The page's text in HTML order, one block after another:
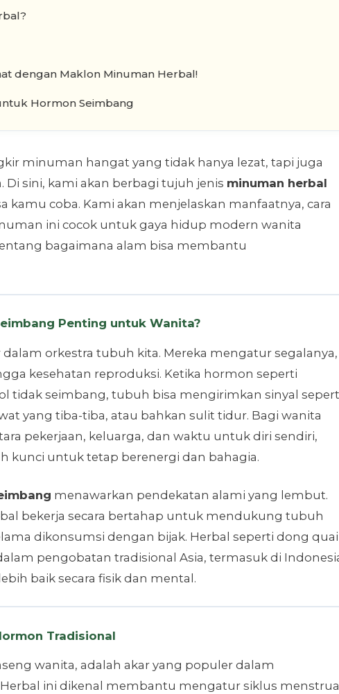
dengan Maklon Minuman Herbal!
Hormon Seimbang
minuman hangat yang tidak hanya lezat, tapi juga
sini, kami akan berbagi tujuh jenis minuman herbal
kamu coba. Kami akan menjelaskan manfaatnya, cara
ini cocok untuk gaya hidup modern wanita
bagaimana alam bisa membantu
Penting untuk Wanita?
orkestra tubuh kita. Mereka mengatur segalanya,
kesehatan reproduksi. Ketika hormon seperti
tidak seimbang, tubuh bisa mengirimkan sinyal
yang tiba-tiba, atau bahkan sulit tidur. Bagi wanita
pekerjaan, keluarga, dan waktu untuk diri sendiri,
kunci untuk tetap berenergi dan bahagia.
menawarkan pendekatan alami yang lembut.
bekerja secara bertahap untuk mendukung tubuh
dikonsumsi dengan bijak. Herbal seperti dong quai
pengobatan tradisional Asia, termasuk di
baik secara fisik dan mental.
Tradisional
wanita, adalah akar yang populer dalam
ini dikenal membantu mengatur siklus